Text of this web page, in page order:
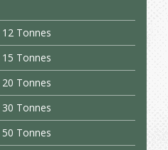
Tonnes
Tonnes
Tonnes
Tonnes
Tonnes